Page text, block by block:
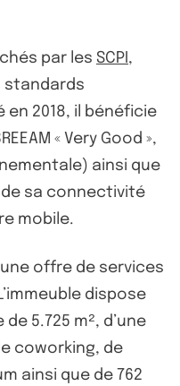
par les SCPI ,
standards
en 2018, il bénéficie
« Very Good »,
ainsi que
de sa connectivité
mobile.
offre de services
dispose
5.725 m², d’une
coworking, de
ainsi que de 762